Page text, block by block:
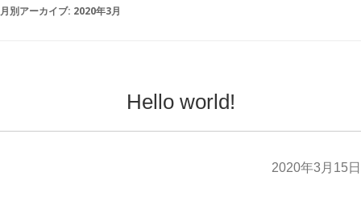
月別アーカイブ: 2020年3月
Hello world!
2020年3月15日